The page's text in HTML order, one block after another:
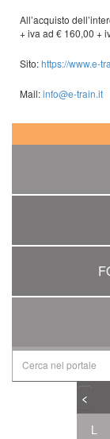
All’acquisto
+ iva ad € 160,00 +
Sito:https://www.e-
Mail:info@e-train.it
<
L